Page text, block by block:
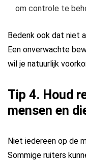
om controle te
Bedenk ook dat niet
Een onverwachte
wil je natuurlijk
Tip 4. Houd
mensen en
Niet iedereen op de
Sommige ruiters